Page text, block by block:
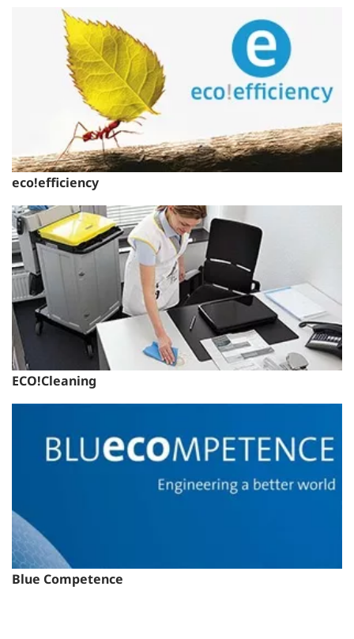
eco!efficiency
ECO!Cleaning
Blue Competence